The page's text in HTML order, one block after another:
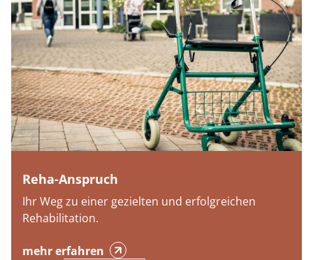
Reha-Anspruch
Ihr Weg zu einer gezielten und erfolgreichen
Rehabilitation.
mehr erfahren